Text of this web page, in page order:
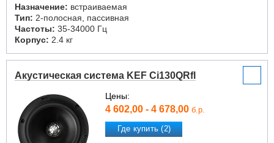
Назначение: встраиваемая
Тип: 2-полосная, пассивная
Частоты: 35-34000 Гц
Корпус: 2.4 кг
Акустическая система KEF Ci130QRfl
Цены:
4 602,00 - 4 678,00 б.р.
Где купить (2)